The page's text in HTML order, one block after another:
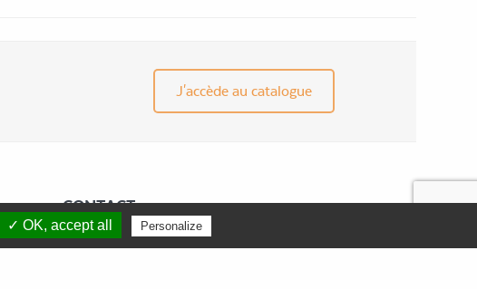
J'accède au catalogue
CONTACT
301 Avenue du Walhalla
✓ OK, accept all Personalize